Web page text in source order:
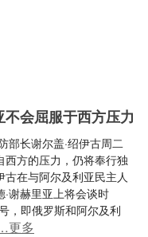
会屈服于西方压力
部长谢尔盖·绍伊古周二
方的压力，仍将奉行独
在与阿尔及利亚民主人
谢赫里亚上将会谈时
，即俄罗斯和阿尔及利
多